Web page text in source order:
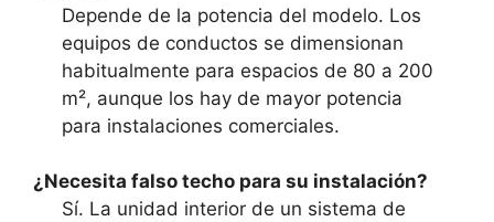
Depende de la potencia del modelo. Los
equipos de conductos se dimensionan
habitualmente para espacios de 80 a 200
m², aunque los hay de mayor potencia
para instalaciones comerciales.
¿Necesita falso techo para su instalación?
Sí. La unidad interior de un sistema de